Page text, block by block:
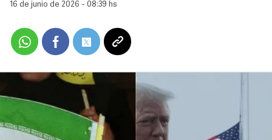
16 de junio de 2026 - 08:39 hs